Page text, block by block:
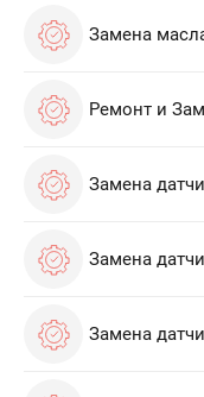
Замена
Ремонт и
Замена
Замена
Замена